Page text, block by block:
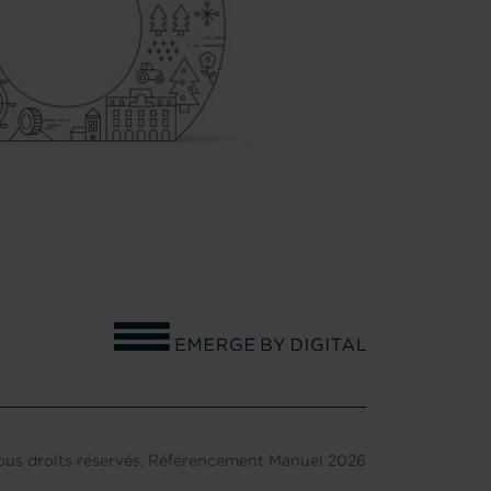
droits réservés, Référencement Manuel 2026